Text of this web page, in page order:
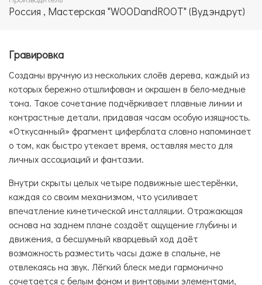
Россия , Мастерская "WOODandROOT" (Вудэндрут)
Гравировка
Созданы вручную из нескольких слоёв дерева, каждый из
которых бережно отшлифован и окрашен в бело-медные
тона. Такое сочетание подчёркивает плавные линии и
контрастные детали, придавая часам особую изящность.
«Откусанный» фрагмент циферблата словно напоминает
о том, как быстро утекает время, оставляя место для
личных ассоциаций и фантазии.
Внутри скрыты целых четыре подвижные шестерёнки,
каждая со своим механизмом, что усиливает
впечатление кинетической инсталляции. Отражающая
основа на заднем плане создаёт ощущение глубины и
движения, а бесшумный кварцевый ход даёт
возможность разместить часы даже в спальне, не
отвлекаясь на звук. Лёгкий блеск меди гармонично
сочетается с белым фоном и винтовыми элементами,